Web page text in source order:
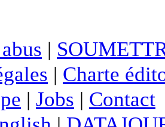
|
| Charte
| Jobs | Contact